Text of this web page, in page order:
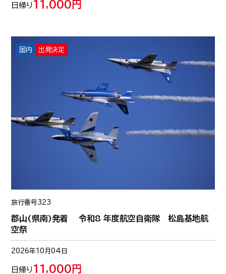
日帰り 11,000円
国内 出発決定
旅行番号323
郡山(県南)発着 令和8 年度航空自衛隊 松島基地航
空祭
2026年10月04日
日帰り 11,000円